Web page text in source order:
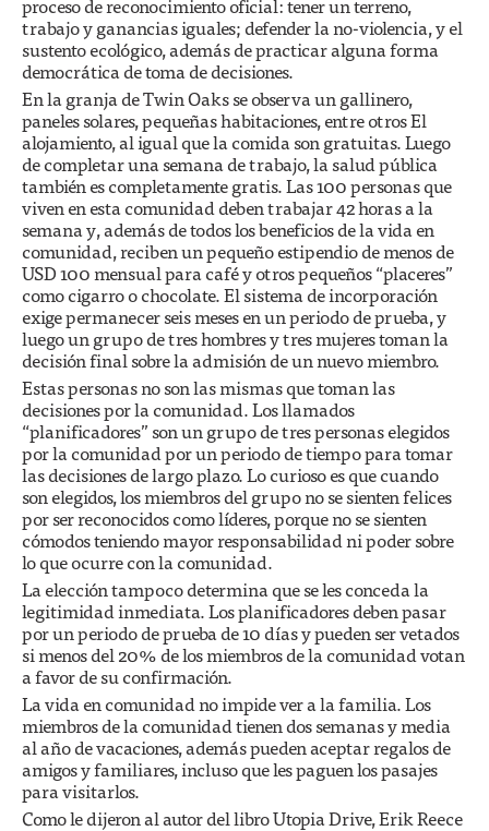
proceso de reconocimiento oficial: tener un terreno,
trabajo y ganancias iguales; defender la no-violencia, y el
sustento ecológico, además de practicar alguna forma
democrática de toma de decisiones.
En la granja de Twin Oaks se observa un gallinero,
paneles solares, pequeñas habitaciones, entre otros El
alojamiento, al igual que la comida son gratuitas. Luego
de completar una semana de trabajo, la salud pública
también es completamente gratis. Las 100 personas que
viven en esta comunidad deben trabajar 42 horas a la
semana y, además de todos los beneficios de la vida en
comunidad, reciben un pequeño estipendio de menos de
USD 100 mensual para café y otros pequeños “placeres”
como cigarro o chocolate. El sistema de incorporación
exige permanecer seis meses en un periodo de prueba, y
luego un grupo de tres hombres y tres mujeres toman la
decisión final sobre la admisión de un nuevo miembro.
Estas personas no son las mismas que toman las
decisiones por la comunidad. Los llamados
“planificadores” son un grupo de tres personas elegidos
por la comunidad por un periodo de tiempo para tomar
las decisiones de largo plazo. Lo curioso es que cuando
son elegidos, los miembros del grupo no se sienten felices
por ser reconocidos como líderes, porque no se sienten
cómodos teniendo mayor responsabilidad ni poder sobre
lo que ocurre con la comunidad.
La elección tampoco determina que se les conceda la
legitimidad inmediata. Los planificadores deben pasar
por un periodo de prueba de 10 días y pueden ser vetados
si menos del 20% de los miembros de la comunidad votan
a favor de su confirmación.
La vida en comunidad no impide ver a la familia. Los
miembros de la comunidad tienen dos semanas y media
al año de vacaciones, además pueden aceptar regalos de
amigos y familiares, incluso que les paguen los pasajes
para visitarlos.
Como le dijeron al autor del libro Utopia Drive, Erik Reece